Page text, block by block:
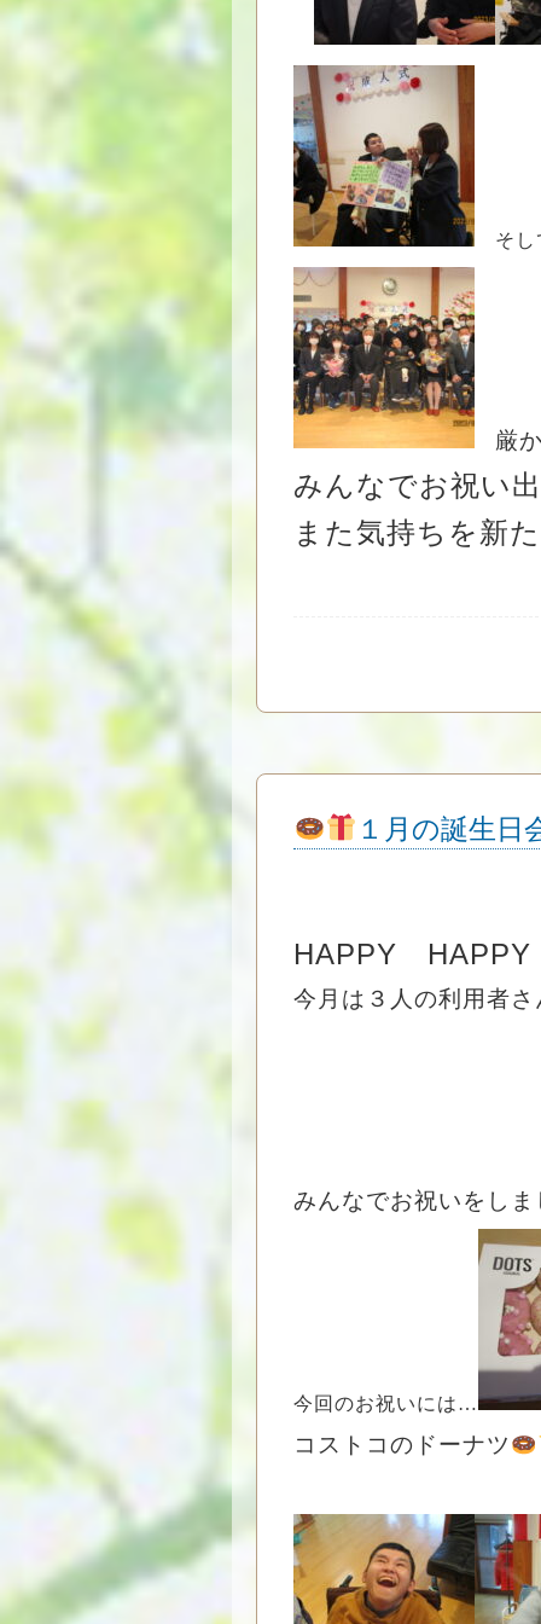
そし
厳
みんなでお祝い
また気持ちを新
１月の誕生日
HAPPY
今月は３人の利用者
みんなでお祝いをしま
今回のお祝いには…
コストコのドーナツ